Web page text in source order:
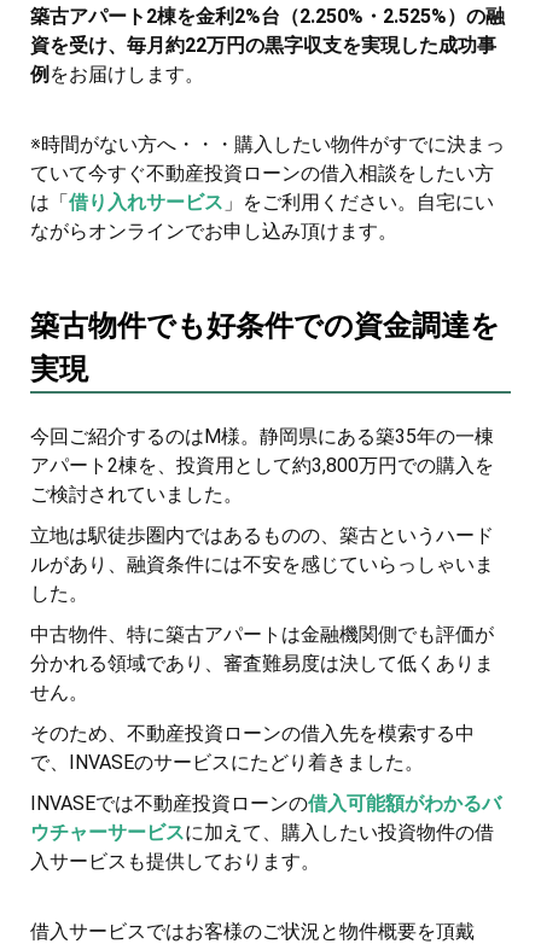
築古アパート2棟を金利2%台（2.250%・2.525%）の融
資を受け、毎月約22万円の黒字収支を実現した成功事
例 をお届けします。
※時間がない方へ・・・購入したい物件がすでに決まっ
ていて今すぐ不動産投資ローンの借入相談をしたい方
は「借り入れサービス 」をご利用ください。自宅にい
ながらオンラインでお申し込み頂けます。
築古物件でも好条件での資金調達を
実現
今回ご紹介するのはM様。静岡県にある築35年の一棟
アパート2棟を、投資用として約3,800万円での購入を
ご検討されていました。
立地は駅徒歩圏内ではあるものの、築古というハード
ルがあり、融資条件には不安を感じていらっしゃいま
した。
中古物件、特に築古アパートは金融機関側でも評価が
分かれる領域であり、審査難易度は決して低くありま
せん。
そのため、不動産投資ローンの借入先を模索する中
で、INVASEのサービスにたどり着きました。
INVASEでは不動産投資ローンの借入可能額がわかるバ
ウチャーサービスに加えて、購入したい投資物件の借
入サービスも提供しております。
借入サービスではお客様のご状況と物件概要を頂戴